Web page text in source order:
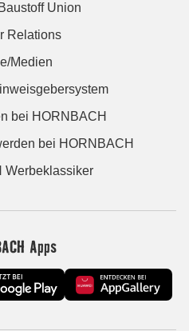
Union
Relations
Medien
bei HORNBACH
bei HORNBACH
Werbeklassiker
Apps